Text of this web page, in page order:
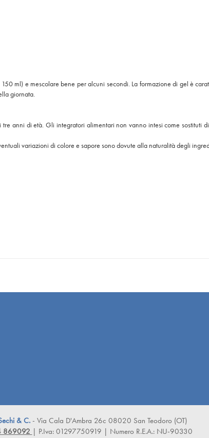
ml) e mescolare bene per alcuni secondi. La formazione di gel è
giornata.
anni di età. Gli integratori alimentari non vanno intesi come sostituti
variazioni di colore e sapore sono dovute alla naturalità degli
& C. - Via Cala D'Ambra 26c 08020 San Teodoro (OT)
869092 | P.Iva: 01297750919 | Numero R.E.A.: NU-90330